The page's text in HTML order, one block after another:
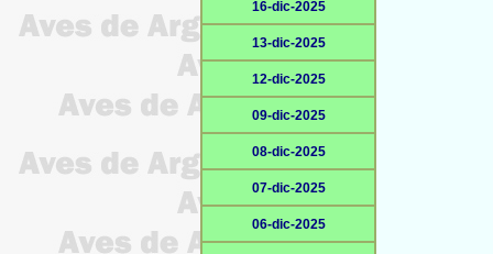
16-dic-2025
13-dic-2025
12-dic-2025
09-dic-2025
08-dic-2025
07-dic-2025
06-dic-2025